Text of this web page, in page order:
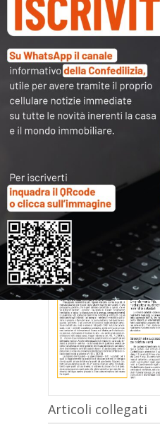
Articoli collegati